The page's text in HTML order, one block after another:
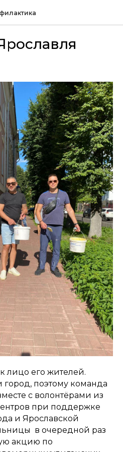
лицо его жителей.
город, поэтому команда
с волонтёрами из
при поддержке
и Ярославской
в очередной раз
акцию по